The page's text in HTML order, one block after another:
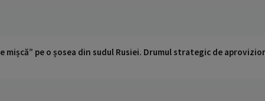
mișcă” pe o șosea din sudul Rusiei. Drumul strategic de